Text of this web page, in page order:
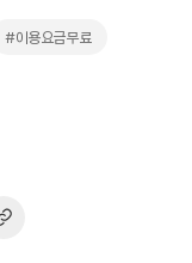
#이용요금무료